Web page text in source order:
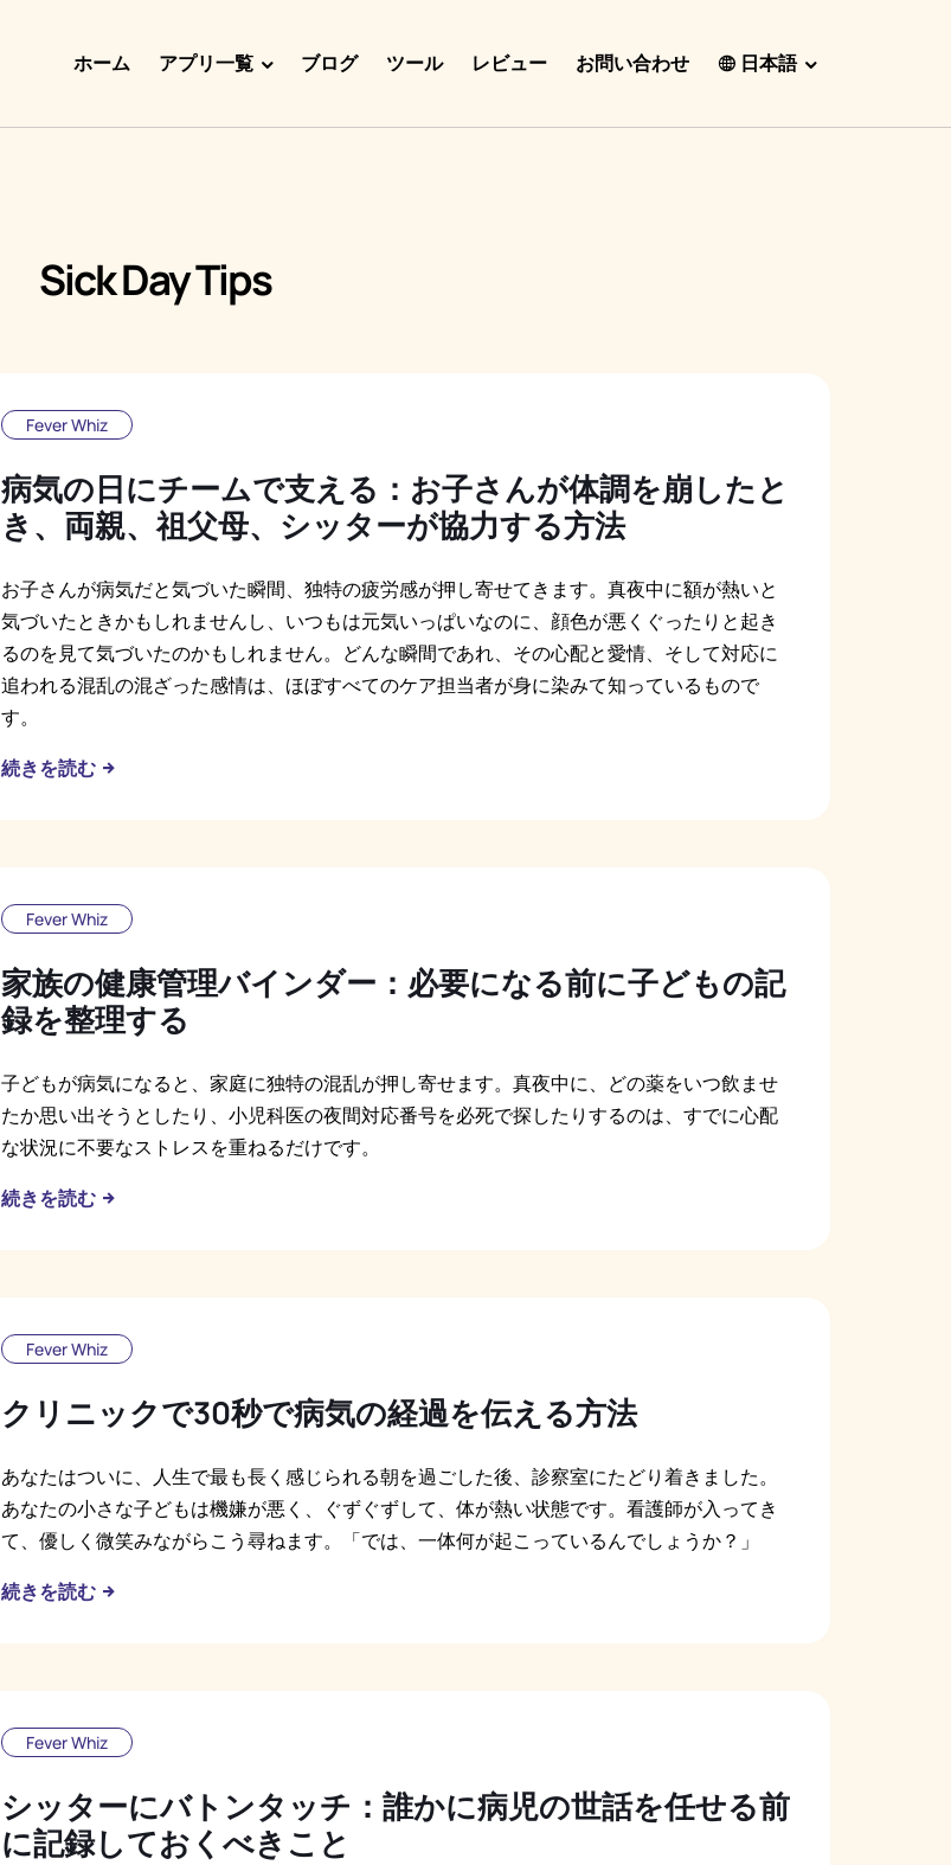
ホーム アプリ一覧
Kid Hop
ブログ ツール レビュー お問い合わせ 日本語
日本語
Italiano
Sick Day Tips
Fever Whiz
病気の日にチームで支える：お子さんが体調を崩したと
き、両親、祖父母、シッターが協力する方法
お子さんが病気だと気づいた瞬間、独特の疲労感が押し寄せてきます。真夜中に額が熱いと
気づいたときかもしれませんし、いつもは元気いっぱいなのに、顔色が悪くぐったりと起き
るのを見て気づいたのかもしれません。どんな瞬間であれ、その心配と愛情、そして対応に
追われる混乱の混ざった感情は、ほぼすべてのケア担当者が身に染みて知っているもので
す。
続きを読む
Fever Whiz
家族の健康管理バインダー：必要になる前に子どもの記
録を整理する
子どもが病気になると、家庭に独特の混乱が押し寄せます。真夜中に、どの薬をいつ飲ませ
たか思い出そうとしたり、小児科医の夜間対応番号を必死で探したりするのは、すでに心配
な状況に不要なストレスを重ねるだけです。
続きを読む
Fever Whiz
クリニックで30秒で病気の経過を伝える方法
あなたはついに、人生で最も長く感じられる朝を過ごした後、診察室にたどり着きました。
あなたの小さな子どもは機嫌が悪く、ぐずぐずして、体が熱い状態です。看護師が入ってき
て、優しく微笑みながらこう尋ねます。「では、一体何が起こっているんでしょうか？」
続きを読む
Fever Whiz
シッターにバトンタッチ：誰かに病児の世話を任せる前
に記録しておくべきこと